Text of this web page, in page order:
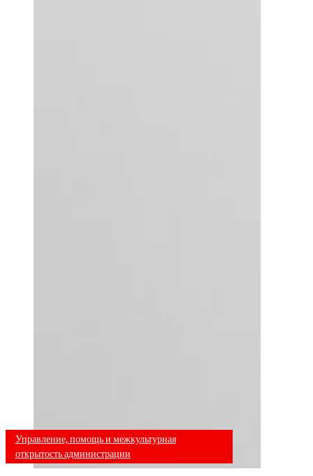
Управление, помощь и межкультурная
открытость администрации